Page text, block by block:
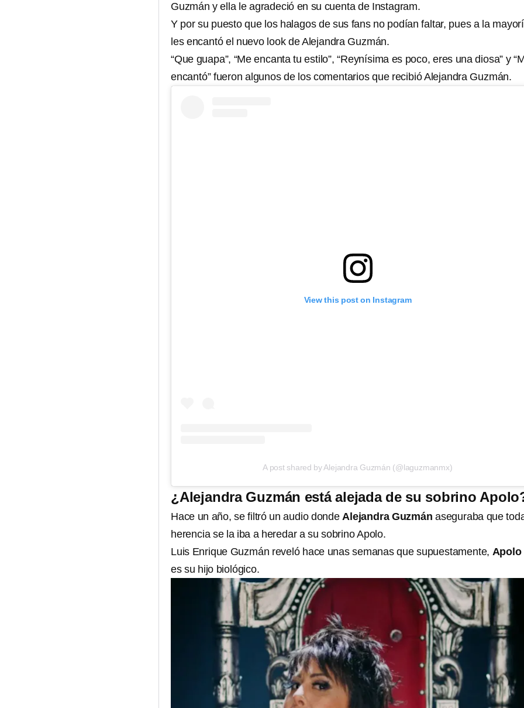
Guzmán y ella le agradeció en su cuenta de Instagram.
Y por su puesto que los halagos de sus fans no podían faltar, pues a la
les encantó el nuevo look de Alejandra Guzmán.
“Que guapa”, “Me encanta tu estilo”, “Reynísima es poco, eres una diosa” y
encantó” fueron algunos de los comentarios que recibió Alejandra Guzmán.
View this post on Instagram
A post shared by Alejandra Guzmán (@laguzmanmx)
¿Alejandra Guzmán está alejada de su sobrino
Hace un año, se filtró un audio donde Alejandra Guzmánaseguraba que
herencia se la iba a heredar a su sobrino Apolo.
Luis Enrique Guzmán reveló hace unas semanas que supuestamente, Apolo
es su hijo biológico.